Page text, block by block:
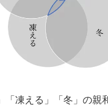
「凍える」「冬」の親